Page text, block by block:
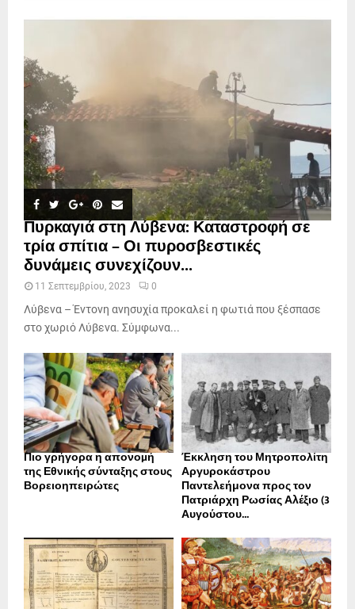
Πυρκαγιά στη Λύβενα: Καταστροφή σε
τρία σπίτια – Οι πυροσβεστικές
δυνάμεις συνεχίζουν...
11 Σεπτεμβρίου, 2023 0
Λύβενα – Έντονη ανησυχία προκαλεί η φωτιά που ξέσπασε
στο χωριό Λύβενα. Σύμφωνα...
Πιο γρήγορα η απονοµή
της Εθνικής σύνταξης στους
Βορειοηπειρώτες
Έκκληση του Μητροπολίτη
Αργυροκάστρου
Παντελεήμονα προς τον
Πατριάρχη Ρωσίας Αλέξιο (3
Αυγούστου...